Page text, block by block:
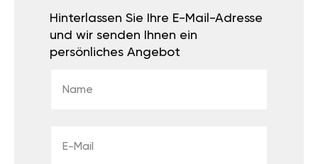
Hinterlassen Sie Ihre E-Mail-Adresse
und wir senden Ihnen ein
persönliches Angebot